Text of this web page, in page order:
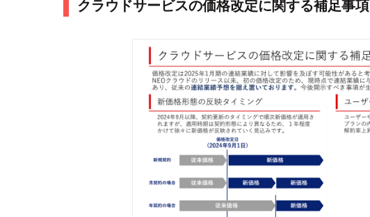
クラウドサービスの価格改定に関する補足事項